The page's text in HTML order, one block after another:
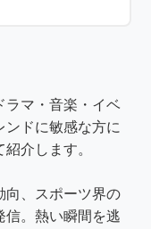
ラマ・音楽・イベ
ンドに敏感な方に
介します。
向、スポーツ界の
信。熱い瞬間を逃